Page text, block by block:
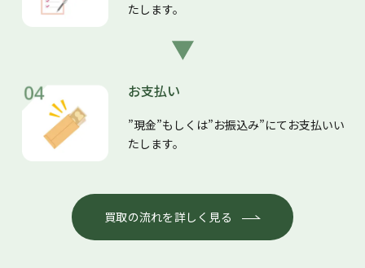
たします。
お支払い
”現金”もしくは”お振込み”にてお支払いい
たします。
買取の流れを詳しく見る